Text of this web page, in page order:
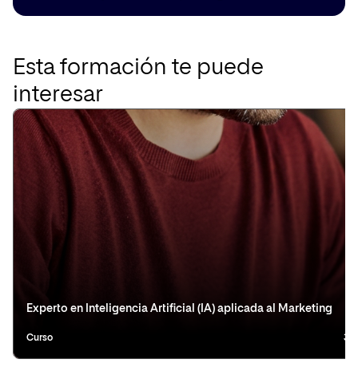
Esta formación te puede
interesar
Experto en Inteligencia Artificial (IA) aplicada al Marketing
Curso 3